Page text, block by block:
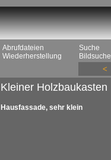
Abrufdateien
Wiederherstellung
Suche
Bildsuche
<
Kleiner Holzbaukasten
Hausfassade, sehr klein